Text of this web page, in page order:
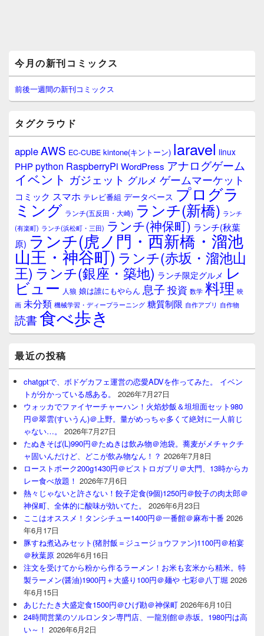
イ
ン
サ
イ
ウ
ィ
ジ
ェ
ア
今月の新刊コミックス
前後一週間の新刊コミックス
タグクラウド
appleAWS EC-CUBE kintone(キントーン) laravel linux
PHPpython RaspberryPi WordPress アナログゲーム
イベント ガジェット グルメ ゲームマーケット
コミック スマホ テレビ番組 データベース プログラ
ミング ランチ(五反田・大崎) ランチ(新橋) ランチ
(有楽町) ランチ(浜松町・三田) ランチ(神保町) ランチ(秋葉
原) ランチ(虎ノ門・西新橋・溜池
山王・神谷町) ランチ(赤坂・溜池山
王) ランチ(銀座・築地) ランチ限定グルメ レ
ビュー 人狼 娘は誰にもやらん 息子 投資 数学 料理 映
画 未分類 機械学習・ディープラーニング 糖質制限 自作アプリ 自作物
読書食べ歩き
最近の投稿
chatgptで、ボドゲカフェ運営の恋愛ADVを作ってみた。 イベン
トが分かっている感ある。
2026年7月27日
ウォッカでファイヤーチャーハン！火焰炒飯＆坦坦面セット980
円＠翠雲(すいうん)＠上野。量がめっちゃ多くて絶対に一人前じ
ゃない…。
2026年7月27日
たぬきそば(L)990円＠たぬきは飲み物＠池袋。蕎麦がメチャクチ
ャ固いんだけど、どこが飲み物なん！？ 2026年7月8日
ローストポーク200g1430円＠ビストロガブリ＠大門、13時からカ
レー食べ放題！ 2026年7月6日
熱々じゃないと許さない！餃子定食(9個)1250円＠餃子の肉太郎＠
神保町、全体的に酸味が効いてた。
2026年6月23日
ここはオススメ！タンシチュー1400円＠一番館＠麻布十番 2026
年6月17日
豚すね煮込みセット(猪肘飯＝ジュージョウファン)1100円＠柏宴
＠秋葉原 2026年6月16日
注文を受けてから粉から作るラーメン！お米も玄米から精米。特
製ラーメン(醤油)1900円＋大盛り100円＠麺や 七彩＠八丁堀 2026
年6月15日
あじたたき大盛定食1500円＠ひげ勘＠神保町 2026年6月10日
24時間営業のソルロンタン専門店、一龍別館＠赤坂。1980円は高
い～！ 2026年6月2日